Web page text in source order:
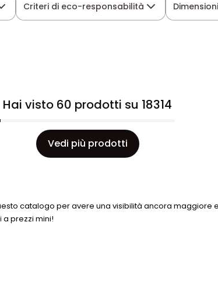
Criteri di eco-responsabilità
Hai visto 60 prodotti su 18314
Vedi più prodotti
catalogo per avere una visibilità ancora
prezzi mini!